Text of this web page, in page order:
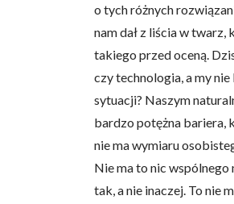
o tych różnych
nam dał z liścia w
takiego przed oceną.
czy technologia, a my
sytuacji? Naszym
bardzo potężna bariera,
nie ma wymiaru
Nie ma to nic wspólnego
tak, a nie inaczej. To nie